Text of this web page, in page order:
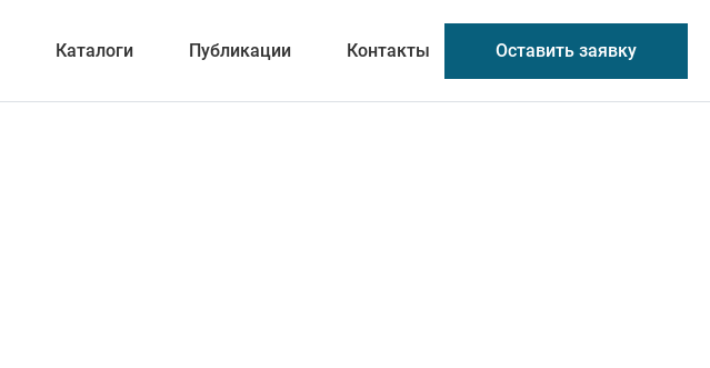
Каталоги Публикации Контакты Оставить заявку